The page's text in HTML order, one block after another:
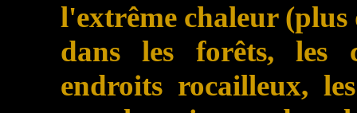
l'extrême chaleur (plus
dans les forêts, les
endroits rocailleux,